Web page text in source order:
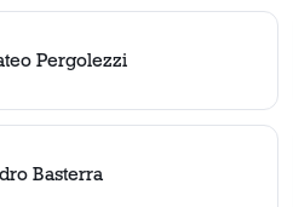
Pergolezzi
Basterra